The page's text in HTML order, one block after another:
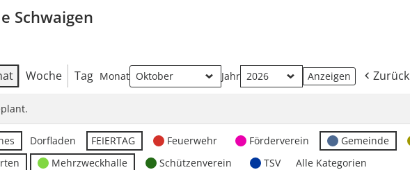
Schwaigen
Woche Tag Monat Jahr Zurück
Dorfladen FEIERTAG Feuerwehr Förderverein Gemeinde
Mehrzweckhalle Schützenverein TSV
Alle Kategorien